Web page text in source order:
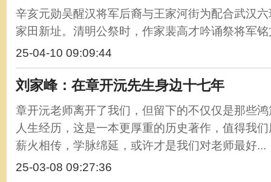
辛亥元勋吴醒汉将军后裔与王家河街为配合武汉
家田新址。清明公祭时，作家裴高才吟诵祭将军
25-04-10 09:09:44
刘家峰：在章开沅先生身边十七年
章开沅老师离开了我们，但留下的不仅仅是那些
人生经历，这是一本更厚重的历史著作，值得我
薪火相传，学脉绵延，或许才是我们对老师最好...
25-03-08 09:27:36